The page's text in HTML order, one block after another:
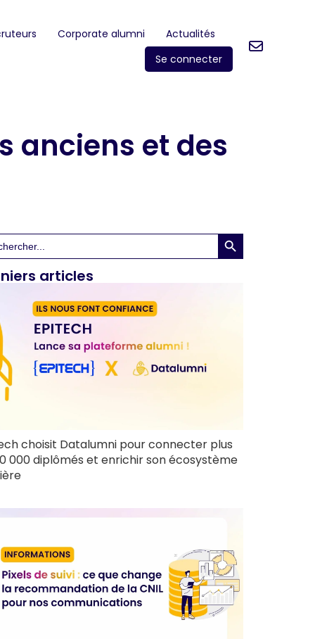
Corporate alumni
Actualités
Se connecter
anciens et des
Search Button
articles
choisit Datalumni pour connecter plus
000 diplômés et enrichir son écosystème